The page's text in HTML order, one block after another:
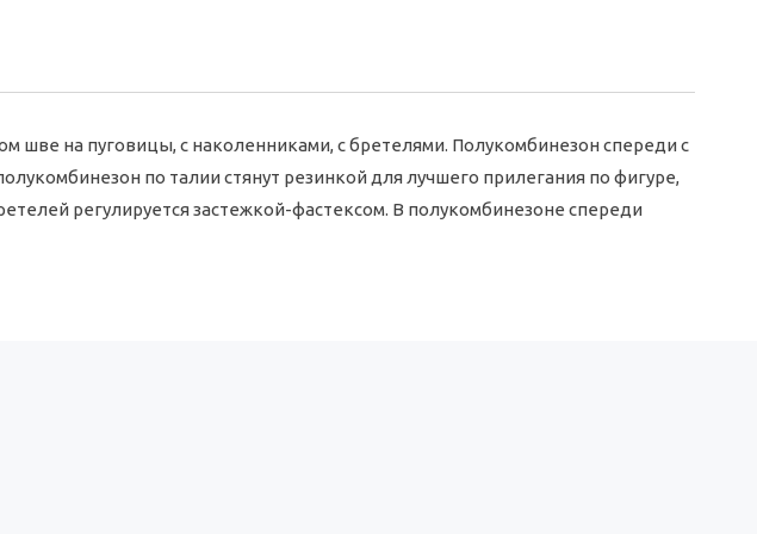
шве на пуговицы, с наколенниками, с бретелями. Полукомбинезон спереди с
по талии стянут резинкой для лучшего прилегания по фигуре,
регулируется застежкой-фастексом. В полукомбинезоне спереди